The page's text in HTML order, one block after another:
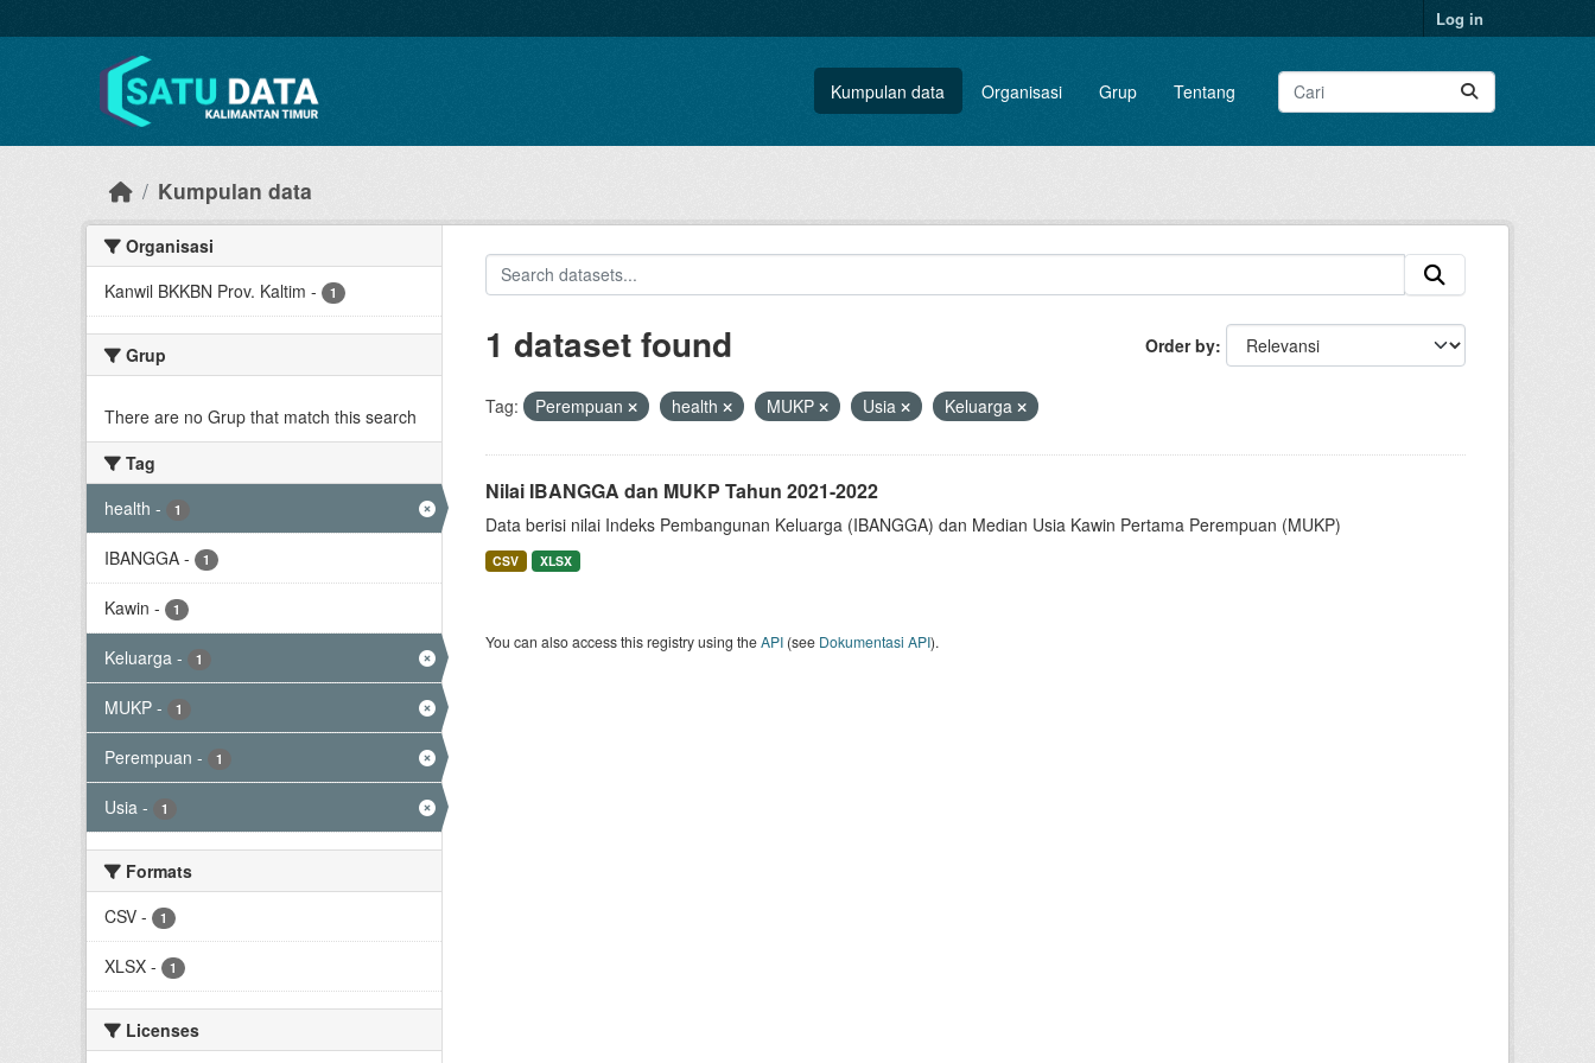
Log in
Kumpulan data Organisasi Grup Tentang
Kumpulan data
Organisasi
Kanwil BKKBN Prov. Kaltim - 1
Grup
There are no Grup that match this search
Tag
health - 1
IBANGGA - 1
Kawin - 1
Keluarga - 1
MUKP - 1
Perempuan - 1
Usia - 1
Formats
CSV - 1
XLSX - 1
Licenses
Order by
1 dataset found
Tag: Perempuan health MUKP Usia Keluarga
Nilai IBANGGA dan MUKP Tahun 2021-2022
Data berisi nilai Indeks Pembangunan Keluarga (IBANGGA) dan Median Usia Kawin Pertama Perempuan (MUKP)
CSV XLSX
You can also access this registry using theAPI(see Dokumentasi API).